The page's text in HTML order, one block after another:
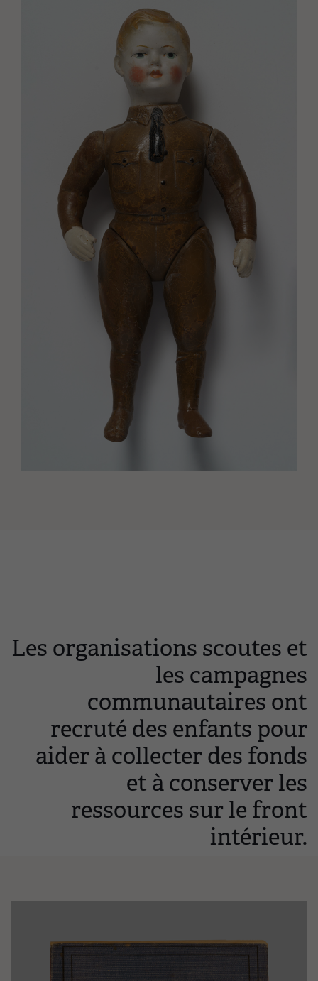
Les organisations scoutes et
les campagnes
communautaires ont
recruté des enfants pour
aider à collecter des fonds
et à conserver les
ressources sur le front
intérieur.